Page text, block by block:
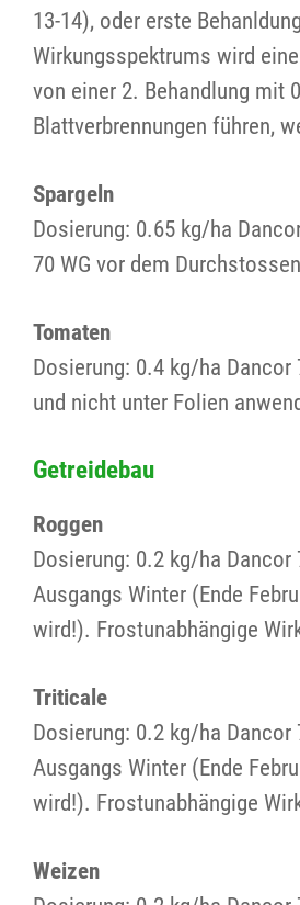
13-14), oder erste
Wirkungsspektrums wird
von einer 2. Behandlung mit
Blattverbrennungen führen,
Spargeln
Dosierung: 0.65 kg/ha
70 WG vor dem
Tomaten
Dosierung: 0.4 kg/ha
und nicht unter Folien
Getreidebau
Roggen
Dosierung: 0.2 kg/ha Dancor
Ausgangs Winter (Ende
wird!). Frostunabhängige
Triticale
Dosierung: 0.2 kg/ha Dancor
Ausgangs Winter (Ende
wird!). Frostunabhängige
Weizen